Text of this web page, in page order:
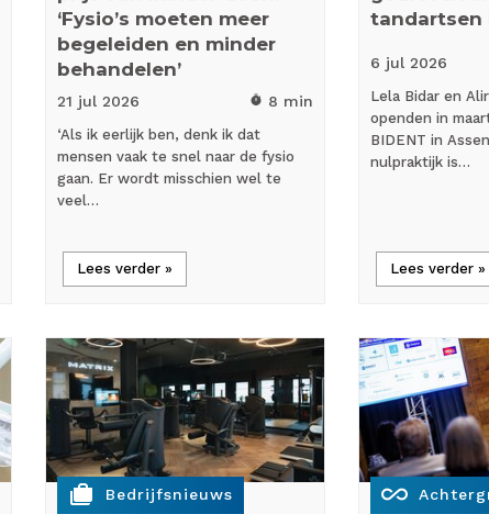
‘Fysio’s moeten meer
begeleiden en minder
behandelen’
21 jul 2026 timer 8 min
‘Als ik eerlijk ben, denk ik dat
mensen vaak te snel naar de fysio
gaan. Er wordt misschien wel te
veel…
Lees verder »
tandartsen
6 jul 2026
Lela Bidar en
openden in
BIDENT in
nulpraktijk is…
Lees verder »
cases Bedrijfsnieuws all_inclusive